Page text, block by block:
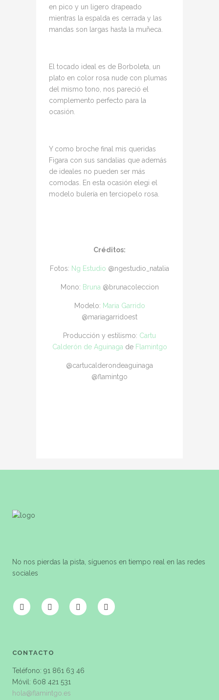
en pico y un ligero drapeado
mientras la espalda es cerrada y las
mandas son largas hasta la muñeca.
El tocado ideal es de Borboleta, un
plato en color rosa nude con plumas
del mismo tono, nos pareció el
complemento perfecto para la
ocasión.
Y como broche final mis queridas
Figara con sus sandalias que además
de ideales no pueden ser más
comodas. En esta ocasión elegi el
modelo bulería en terciopelo rosa.
Créditos:
Fotos: Ng Estudio @ngestudio_natalia
Mono: Bruna @brunacoleccion
Modelo: Maria Garrido
@mariagarridoest
Producción y estilismo: Cartu
Calderón de Aguinaga de Flamintgo
@cartucalderondeaguinaga
@flamintgo
No nos pierdas la pista, síguenos en tiempo real en las redes
sociales
CONTACTO
Teléfono: 91 861 63 46
Móvil: 608 421 531
hola@flamintgo.es